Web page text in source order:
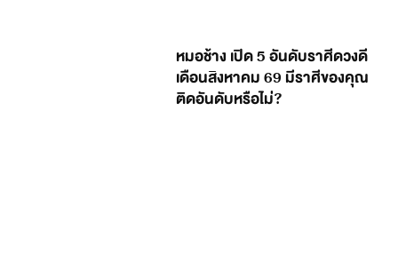
หมอช้าง เปิด 5 อันดับราศีดวงดี
เดือนสิงหาคม 69 มีราศีของคุณ
ติดอันดับหรือไม่?